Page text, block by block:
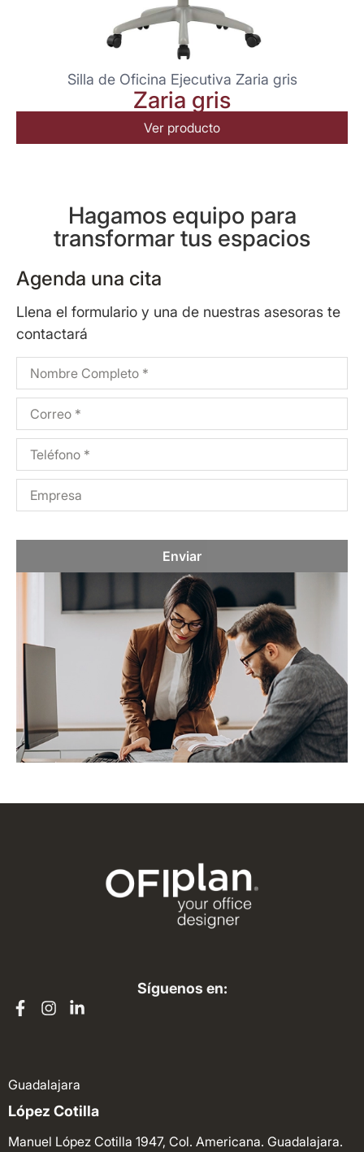
Silla de Oficina Ejecutiva Zaria gris
Zaria gris
Ver producto
Hagamos equipo para
transformar tus espacios
Agenda una cita
Llena el formulario y una de nuestras asesoras te
contactará
Enviar
Síguenos en:
Guadalajara
López Cotilla
Manuel López Cotilla 1947, Col. Americana. Guadalajara.